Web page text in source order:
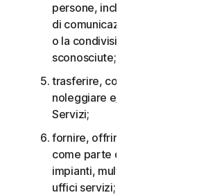
persone, incluso, a titolo
di comunicazioni a un gran
o la condivisione di contenuti
sconosciute;
trasferire, concedere in
noleggiare e/o prestare il
Servizi;
fornire, offrire o rendere
come parte di un accordo per
impianti, multiproprietà,
uffici servizi;